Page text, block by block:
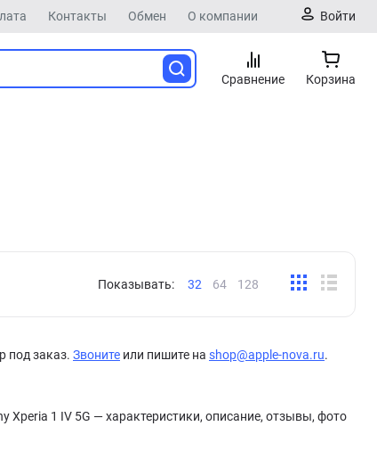
Контакты Обмен О компании Войти
Сравнение Корзина
Показывать: 32 64 128
под заказ. Звоните или пишите на shop@apple-nova.ru.
1 IV 5G — характеристики, описание, отзывы, фото